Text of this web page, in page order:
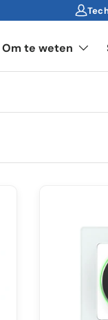
Om te weten